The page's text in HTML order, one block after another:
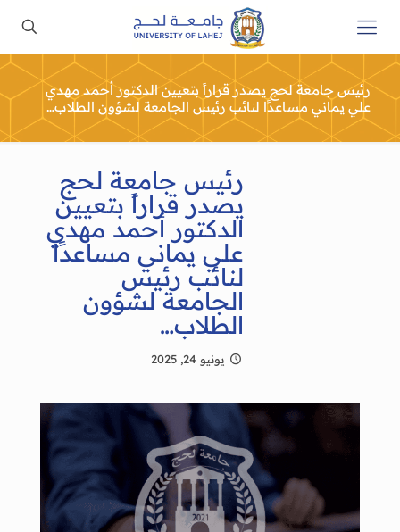
رئيس جامعة لحج يصدر قراراً بتعيين الدكتور أحمد مهدي
علي يماني مساعدًا لنائب رئيس الجامعة لشؤون الطلاب…
رئيس جامعة لحج
يصدر قراراً بتعيين
الدكتور أحمد مهدي
علي يماني مساعدًا
لنائب رئيس
الجامعة لشؤون
الطلاب…
يونيو 24, 2025